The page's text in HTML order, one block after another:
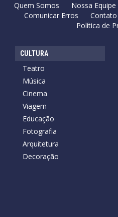
Quem Somos Nossa Equipe
Comunicar Erros
Contato
Política de
CULTURA
Teatro
Música
Cinema
Viagem
Educação
Fotografia
Arquitetura
Decoração